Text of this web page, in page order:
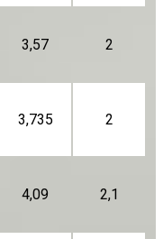
3,57 2
3,735 2
4,09 2,1